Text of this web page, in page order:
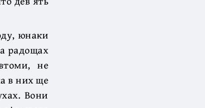
юнаки
радощах
не
в них ще
Вони